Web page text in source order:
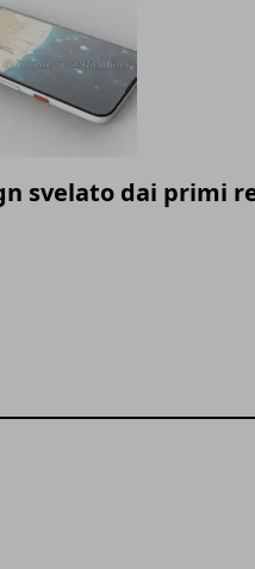
svelato dai primi